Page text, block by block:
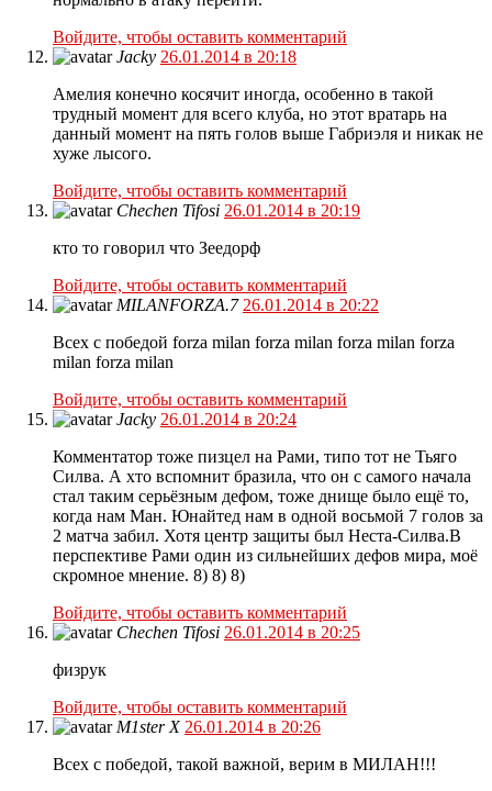
Войдите, чтобы оставить комментарий
Jacky 26.01.2014 в 20:18
Амелия конечно косячит иногда, особенно в такой
трудный момент для всего клуба, но этот вратарь на
данный момент на пять голов выше Габриэля и никак не
хуже лысого.
Войдите, чтобы оставить комментарий
Chechen Tifosi 26.01.2014 в 20:19
кто то говорил что Зеедорф
Войдите, чтобы оставить комментарий
MILANFORZA.7 26.01.2014 в 20:22
Всех с победой forza milan forza milan forza milan forza
milan forza milan
Войдите, чтобы оставить комментарий
Jacky 26.01.2014 в 20:24
Комментатор тоже пизцел на Рами, типо тот не Тьяго
Силва. А хто вспомнит бразила, что он с самого начала
стал таким серьёзным дефом, тоже днище было ещё то,
когда нам Ман. Юнайтед нам в одной восьмой 7 голов за
2 матча забил. Хотя центр защиты был Неста-Силва.В
перспективе Рами один из сильнейших дефов мира, моё
скромное мнение. 8) 8) 8)
Войдите, чтобы оставить комментарий
Chechen Tifosi 26.01.2014 в 20:25
физрук
Войдите, чтобы оставить комментарий
M1ster X 26.01.2014 в 20:26
Всех с победой, такой важной, верим в МИЛАН!!!